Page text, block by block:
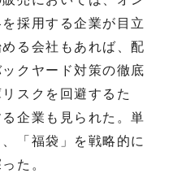
採用する企業が目立
る会社もあれば、配
クヤード対策の徹底
スクを回避するた
企業も見られた。単
「福袋」を戦略的に
た。